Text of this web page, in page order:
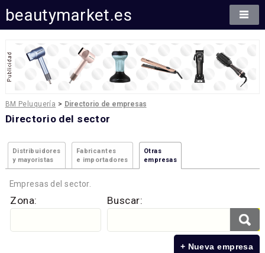
beautymarket.es
BM Peluquería > Directorio de empresas
Directorio del sector
Distribuidores
y mayoristas
Fabricantes
e importadores
Otras
empresas
Empresas del sector.
Zona: Buscar:
+ Nueva empresa